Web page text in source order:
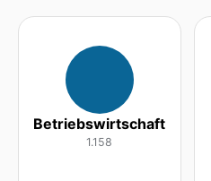
Betriebswirtschaft
1.158